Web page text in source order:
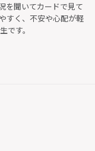
を聞いてカードで見て
すく、不安や心配が軽
です。